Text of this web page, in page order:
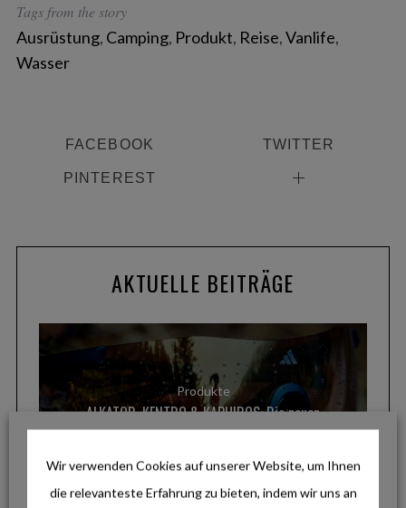
Tags from the story
Ausrüstung, Camping, Produkt, Reise,Vanlife,
Wasser
FACEBOOK TWITTER
PINTEREST
AKTUELLE BEITRÄGE
Produkte
ALKATOR, KENTRO & KAPHIROS: Die neuen
Sportbrillen von adidas Eyewear im Fokus
Wir verwenden Cookies auf unserer Website, um Ihnen
die relevanteste Erfahrung zu bieten, indem wir uns an